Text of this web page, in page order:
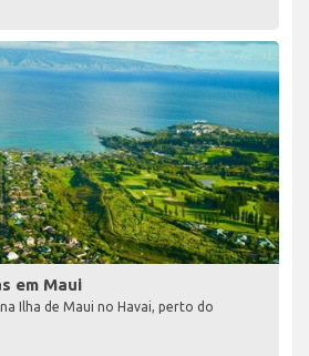
em Maui
Ilha de Maui no Havai, perto do